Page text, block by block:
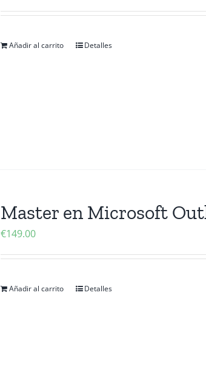
Añadir al carrito Detalles
Master en Microsoft
€149.00
Añadir al carrito Detalles